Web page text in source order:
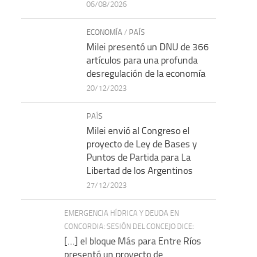
06/08/2026
ECONOMÍA / PAÍS
Milei presentó un DNU de 366
artículos para una profunda
desregulación de la economía
20/12/2023
PAÍS
Milei envió al Congreso el
proyecto de Ley de Bases y
Puntos de Partida para La
Libertad de los Argentinos
27/12/2023
EMERGENCIA HÍDRICA Y DEUDA EN
CONCORDIA: SESIÓN DEL CONCEJO DICE:
[…] el bloque Más para Entre Ríos
presentó un proyecto de...